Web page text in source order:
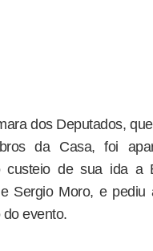
dos Deputados,
da Casa, foi
de sua ida a
Sergio Moro, e
evento.